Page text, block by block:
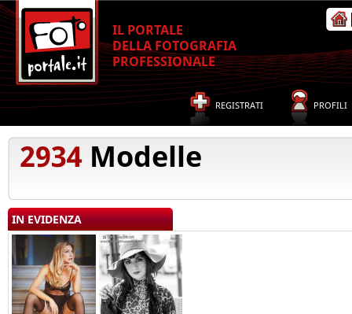
IL PORTALE
DELLA FOTOGRAFIA
PROFESSIONALE
REGISTRATI PROFILI
2934 Modelle
IN EVIDENZA